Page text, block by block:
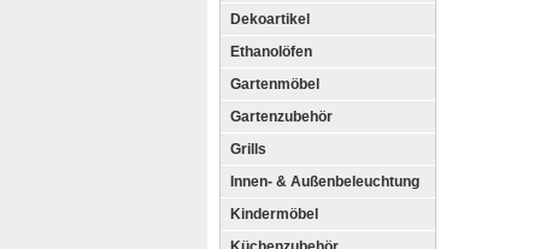
Dekoartikel
Ethanolöfen
Gartenmöbel
Gartenzubehör
Grills
Innen- & Außenbeleuchtung
Kindermöbel